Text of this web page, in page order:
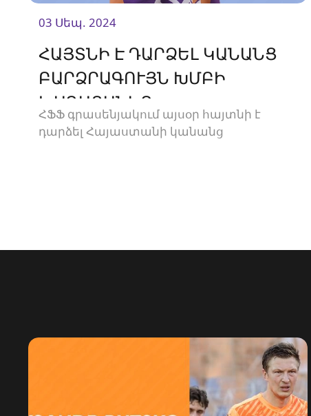
03 Սեպ. 2024
ՀԱՅՏՆԻ Է ԴԱՐՁԵԼ ԿԱՆԱՆՑ
ԲԱՐՁՐԱԳՈՒՅՆ ԽՄԲԻ
ԽԱՂԱՑԱՆԿԸ
ՀՖՖ գրասենյակում այսօր հայտնի է
դարձել Հայաստանի կանանց